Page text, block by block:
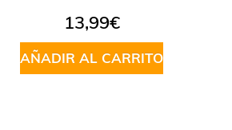
13,99€
AÑADIR AL CARRITO